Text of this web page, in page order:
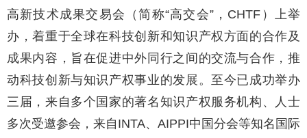
高新技术成果交易会（简称“高交会”，CHTF）上举
办，着重于全球在科技创新和知识产权方面的合作及
成果内容，旨在促进中外同行之间的交流与合作，推
动科技创新与知识产权事业的发展。至今已成功举办
三届，来自多个国家的著名知识产权服务机构、人士
多次受邀参会，来自INTA、AIPPI中国分会等知名国际